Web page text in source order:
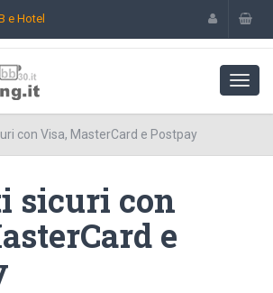
e Hotel
con Visa, MasterCard e Postpay
sicuri con
e